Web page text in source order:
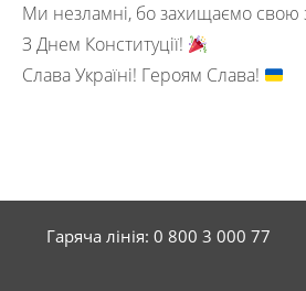
Ми незламні, бо захищаємо свою
З Днем Конституції!
Слава Україні! Героям Слава!
Гаряча лінія: 0 800 3 000 77